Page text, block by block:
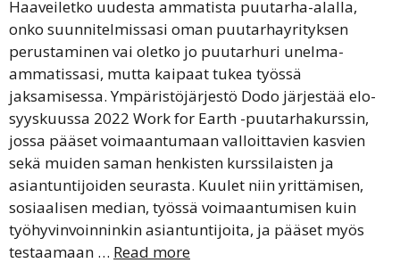
Haaveiletko uudesta ammatista puutarha-alalla,
onko suunnitelmissasi oman puutarhayrityksen
perustaminen vai oletko jo puutarhuri unelma-
ammatissasi, mutta kaipaat tukea työssä
jaksamisessa. Ympäristöjärjestö Dodo järjestää elo-
syyskuussa 2022 Work for Earth -puutarhakurssin,
jossa pääset voimaantumaan valloittavien kasvien
sekä muiden saman henkisten kurssilaisten ja
asiantuntijoiden seurasta. Kuulet niin yrittämisen,
sosiaalisen median, työssä voimaantumisen kuin
työhyvinvoinninkin asiantuntijoita, ja pääset myös
testaamaan … Read more